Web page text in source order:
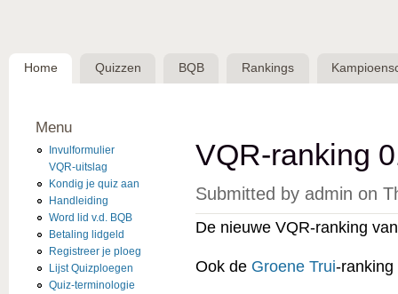
Belgische
QuizBond
vzw
Home Quizzen BQB Rankings
VQR-ranking
Submitted by admin on
De nieuwe VQR-ranking
Ook de Groene Trui-
Menu
Invulformulier
VQR-uitslag
Kondig je quiz aan
Handleiding
Word lid v.d. BQB
Betaling lidgeld
Registreer je ploeg
Lijst Quizploegen
Quiz-terminologie